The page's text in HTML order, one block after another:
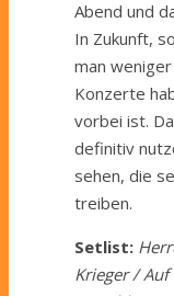
Abend und
In Zukunft, so
man
Konzerte
vorbei ist.
definitiv
sehen, die
treiben.
Setlist:
Krieger /